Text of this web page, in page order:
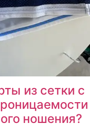
из сетки с
ношения?